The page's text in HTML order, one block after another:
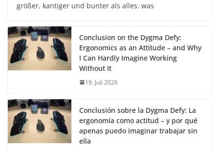
größer, kantiger und bunter als alles, was
Conclusion on the Dygma Defy:
Ergonomics as an Attitude – and Why
I Can Hardly Imagine Working
Without It
19. Juli 2026
Conclusión sobre la Dygma Defy: La
ergonomía como actitud – y por qué
apenas puedo imaginar trabajar sin
ella